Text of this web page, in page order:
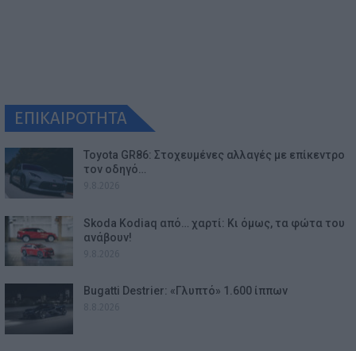
ΕΠΙΚΑΙΡΟΤΗΤΑ
Toyota GR86: Στοχευμένες αλλαγές με επίκεντρο
τον οδηγό…
Skoda Kodiaq από… χαρτί: Κι όμως, τα φώτα του
ανάβουν!
Bugatti Destrier: «Γλυπτό» 1.600 ίππων